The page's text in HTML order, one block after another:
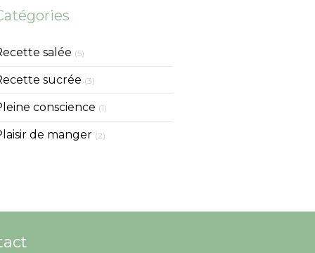
salée (5)
sucrée (3)
conscience (1)
de manger (2)